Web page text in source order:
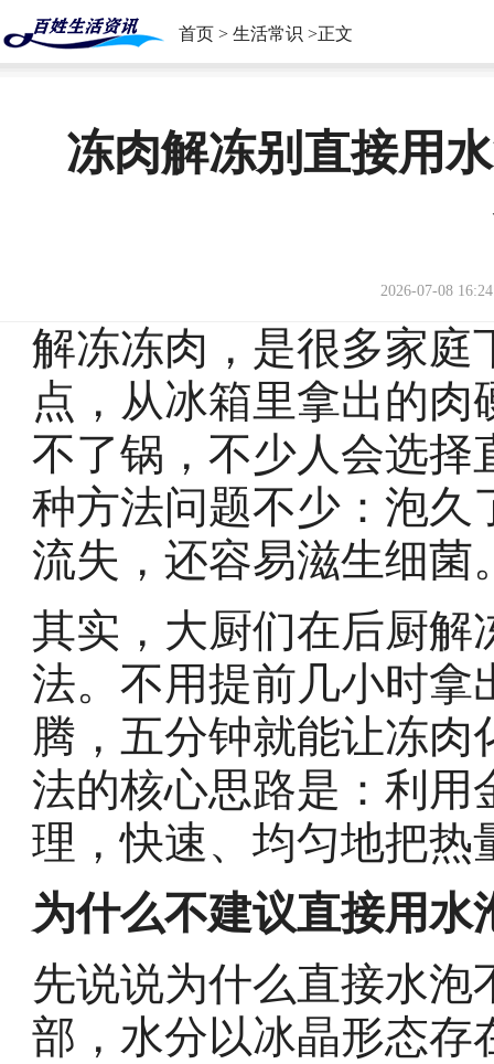
首页 > 生活常识 >正文
冻肉解冻别直接用
2026-07-08
解冻冻肉，是很多家庭
点，从冰箱里拿出的
不了锅，不少人会选择
种方法问题不少：泡久
流失，还容易滋生细菌
其实，大厨们在后厨解
法。不用提前几小时拿
腾，五分钟就能让冻
法的核心思路是：利用
理，快速、均匀地把热
为什么不建议直接用水
先说说为什么直接水
部，水分以冰晶形态存